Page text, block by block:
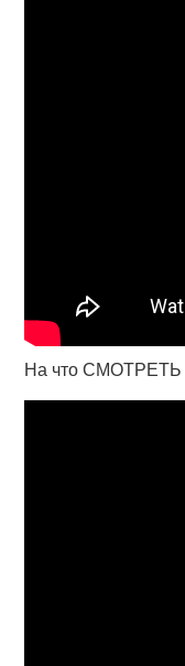
На что СМОТРЕТЬ